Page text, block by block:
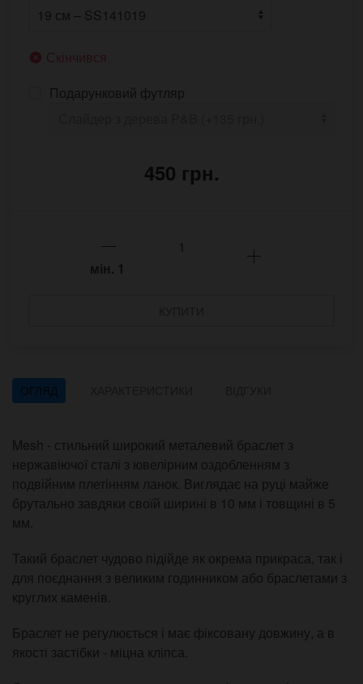
Скінчився
Подарунковий футляр
450 грн.
мін. 1
ОГЛЯД
Mesh - стильний широкий металевий браслет з
нержавіючої сталі з ювелірним оздобленням з
подвійним плетінням ланок. Виглядає на руці майже
брутально завдяки своїй ширині в 10 мм і товщині в 5
мм.
Такий браслет чудово підійде як окрема прикраса, так і
для поєднання з великим годинником або браслетами з
круглих каменів.
Браслет не регулюється і має фіксовану довжину, а в
якості застібки - міцна кліпса.